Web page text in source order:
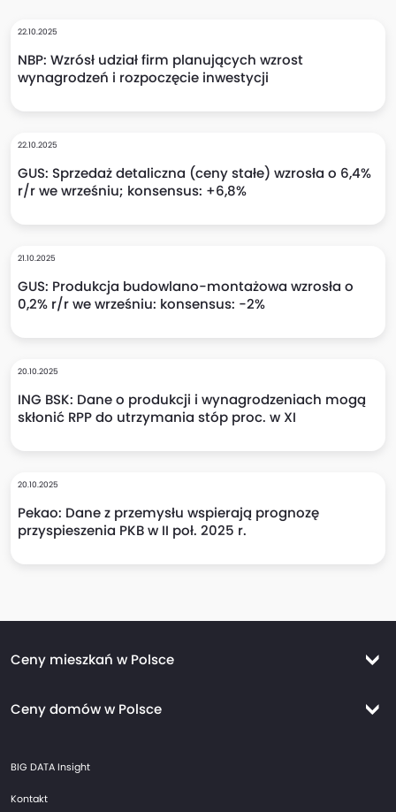
22.10.2025
NBP: Wzrósł udział firm planujących wzrost
wynagrodzeń i rozpoczęcie inwestycji
22.10.2025
GUS: Sprzedaż detaliczna (ceny stałe) wzrosła o 6,4%
r/r we wrześniu; konsensus: +6,8%
21.10.2025
GUS: Produkcja budowlano-montażowa wzrosła o
0,2% r/r we wrześniu: konsensus: -2%
20.10.2025
ING BSK: Dane o produkcji i wynagrodzeniach mogą
skłonić RPP do utrzymania stóp proc. w XI
20.10.2025
Pekao: Dane z przemysłu wspierają prognozę
przyspieszenia PKB w II poł. 2025 r.
Ceny mieszkań w Polsce
Ceny mieszkań Kraków
Ceny domów w Polsce
Ceny domów Kraków
Ceny domów Wrocław
BIG DATA Insight
Kontakt